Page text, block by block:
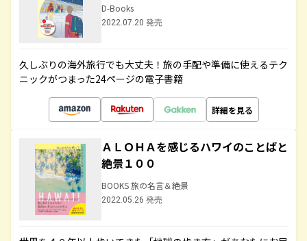
D-Books
2022.07.20 発売
久しぶりの海外旅行でも大丈夫！旅の手配や準備に使えるテク
ニックがつまった24ページの電子書籍
詳細を見る
ＡＬＯＨＡを感じるハワイのことばと
絶景１００
BOOKS 旅の名言＆絶景
2022.05.26 発売